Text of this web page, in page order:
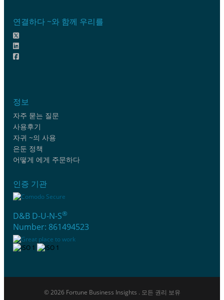
연결하다 ~와 함께 우리를
정보
자주 묻는 질문
사용후기
자귀 ~의 사용
은둔 정책
어떻게 에게 주문하다
인증 기관
D&B D-U-N-S®
Number: 861494523
© 2026 Fortune Business Insights . 모든 권리 보유